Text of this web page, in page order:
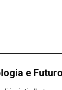
e Futuro